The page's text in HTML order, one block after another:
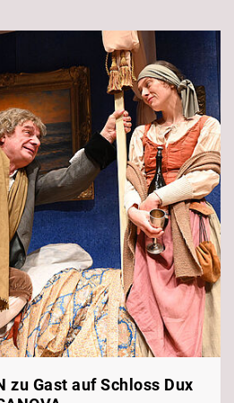
zu Gast auf Schloss Dux